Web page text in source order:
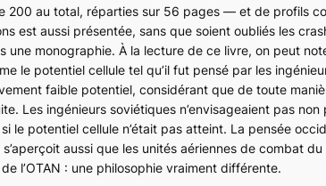
200 au total, réparties sur 56 pages — et de profils
est aussi présentée, sans que soient oubliés les
une monographie. À la lecture de ce livre, on peut
le potentiel cellule tel qu’il fut pensé par les
faible potentiel, considérant que de toute
Les ingénieurs soviétiques n’envisageaient pas non
le potentiel cellule n’était pas atteint. La pensée
aussi que les unités aériennes de combat
l’OTAN : une philosophie vraiment différente.